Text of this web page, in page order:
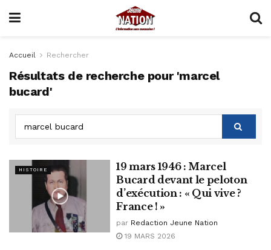
Accueil Rechercher
Résultats de recherche pour 'marcel
bucard'
HISTOIRE
19 mars 1946 : Marcel
Bucard devant le peloton
d’exécution : « Qui vive ?
France ! »
par Redaction Jeune Nation
19 MARS 2026